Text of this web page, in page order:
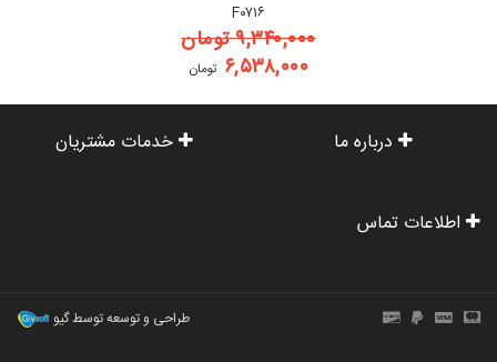
F۰۷۱۶
۹,۳۴۰,۰۰۰تومان
۶,۵۳۸,۰۰۰ تومان
درباره ما خدمات مشتریان
اطلاعات تماس
طراحی و توسعه توسط گیو